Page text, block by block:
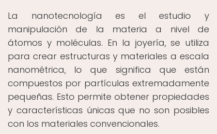
La nanotecnología es el estudio y
manipulación de la materia a nivel de
átomos y moléculas. En la joyería, se utiliza
para crear estructuras y materiales a escala
nanométrica, lo que significa que están
compuestos por partículas extremadamente
pequeñas. Esto permite obtener propiedades
y características únicas que no son posibles
con los materiales convencionales.